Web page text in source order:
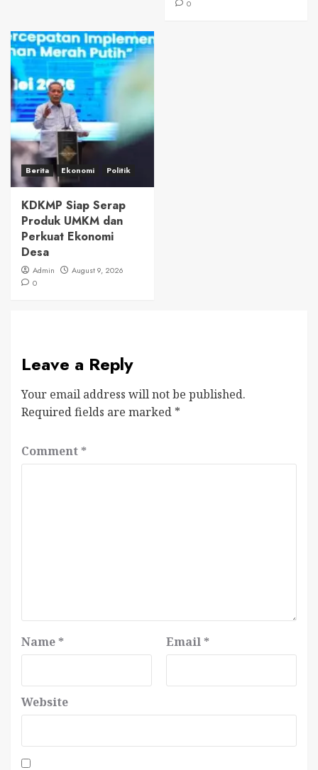
0
Berita Ekonomi Politik
KDKMP Siap Serap
Produk UMKM dan
Perkuat Ekonomi
Desa
Admin
August 9, 2026
0
Leave a Reply
Your email address will not be published.
Required fields are marked *
Comment *
Name * Email *
Website